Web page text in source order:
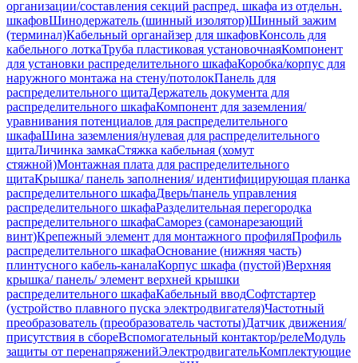
организации/составления секций распред. шкафа из отдельн.
шкафовШинодержатель (шинный изолятор)Шинный зажим
(терминал)Кабельный органайзер для шкафовКонсоль для
кабельного лоткаТруба пластиковая установочнаяКомпонент
для установки распределительного шкафаКоробка/корпус для
наружного монтажа на стену/потолокПанель для
распределительного щитаДержатель документа для
распределительного шкафаКомпонент для заземления/
уравнивания потенциалов для распределительного
шкафаШина заземления/нулевая для распределительного
щитаЛичинка замкаСтяжка кабельная (хомут
стяжной)Монтажная плата для распределительного
щитаКрышка/ панель заполнения/ идентифицирующая планка
распределительного шкафаДверь/панель управления
распределительного шкафаРазделительная перегородка
распределительного шкафаСаморез (самонарезающий
винт)Крепежный элемент для монтажного профиляПрофиль
распределительного шкафаОснование (нижняя часть)
плинтусного кабель-каналаКорпус шкафа (пустой)Верхняя
крышка/ панель/ элемент верхней крышки
распределительного шкафаКабельный вводСофтстартер
(устройство плавного пуска электродвигателя)Частотный
преобразователь (преобразователь частоты)Датчик движения/
присутствия в сбореВспомогательный контактор/релеМодуль
защиты от перенапряженийЭлектродвигательКомплектующие